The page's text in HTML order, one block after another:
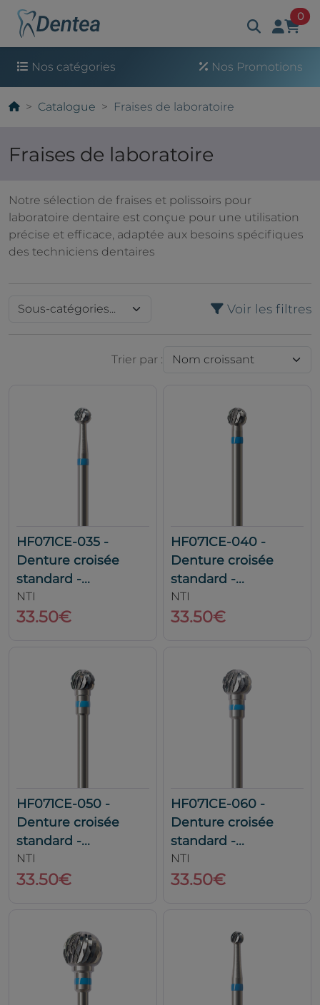
0
Nos catégories Nos Promotions
Catalogue Fraises de laboratoire
Fraises de laboratoire
Notre sélection de fraises et polissoirs pour
laboratoire dentaire est conçue pour une utilisation
précise et efficace, adaptée aux besoins spécifiques
des techniciens dentaires
Voir les filtres
Trier par :
HF071CE-035 -
Denture croisée
standard -...
NTI
33.50€
HF071CE-040 -
Denture croisée
standard -...
NTI
33.50€
HF071CE-050 -
Denture croisée
standard -...
NTI
33.50€
HF071CE-060 -
Denture croisée
standard -...
NTI
33.50€